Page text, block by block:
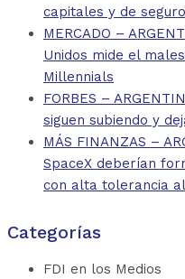
capitales y de
MERCADO –
Unidos mide el
Millennials
FORBES –
siguen subiendo y
MÁS FINANZAS –
SpaceX deberían
con alta tolerancia al
Categorías
FDI en los Medios